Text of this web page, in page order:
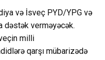
və İsveç PYD/YPG və
dəstək verməyəcək.
milli
qarşı mübarizədə